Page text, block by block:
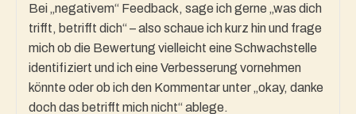
Bei „negativem“ Feedback, sage ich gerne „was dich
trifft, betrifft dich“ – also schaue ich kurz hin und frage
mich ob die Bewertung vielleicht eine Schwachstelle
identifiziert und ich eine Verbesserung vornehmen
könnte oder ob ich den Kommentar unter „okay, danke
doch das betrifft mich nicht“ ablege.